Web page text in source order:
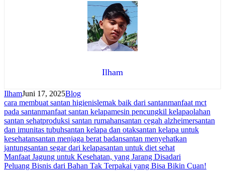
Ilham
IlhamJuni 17, 2025Blog
cara membuat santan higienislemak baik dari santanmanfaat mct
pada santanmanfaat santan kelapamesin pencungkil kelapaolahan
santan sehatproduksi santan rumahansantan cegah alzheimersantan
dan imunitas tubuhsantan kelapa dan otaksantan kelapa untuk
kesehatansantan menjaga berat badansantan menyehatkan
jantungsantan segar dari kelapasantan untuk diet sehat
Navigasi
pos
Manfaat Jagung untuk Kesehatan, yang Jarang Disadari
Peluang Bisnis dari Bahan Tak Terpakai yang Bisa Bikin Cuan!